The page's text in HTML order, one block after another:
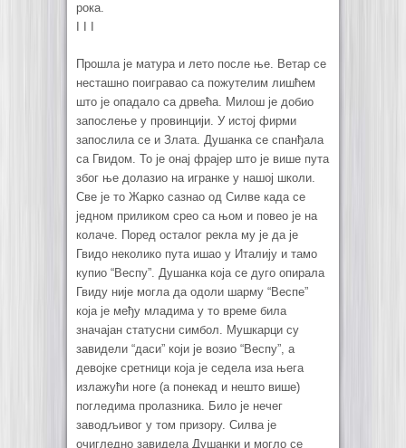
рока.
Прошла је матура и лето после ње. Ветар се
несташно поигравао са пожутелим лишћем
што је опадало са дрвећа. Милош је добио
запослење у провинцији. У истој фирми
запослила се и Злата. Душанка се спанђала
са Гвидом. То је онај фрајер што је више пута
због ње долазио на игранке у нашој школи.
Све је то Жарко сазнао од Силве када се
једном приликом срео са њом и повео је на
колаче. Поред осталог рекла му је да је
Гвидо неколико пута ишао у Италију и тамо
купио “Веспу”. Душанка која се дуго опирала
Гвиду није могла да одоли шарму “Веспе”
која је међу младима у то време била
значајан статусни симбол. Мушкарци су
завидели “даси” који је возио “Веспу”, а
девојке сретници која је седела иза њега
излажући ноге (а понекад и нешто више)
погледима пролазника. Било је нечег
заводљивог у том призору. Силва је
очигледно завидела Душанки и могло се